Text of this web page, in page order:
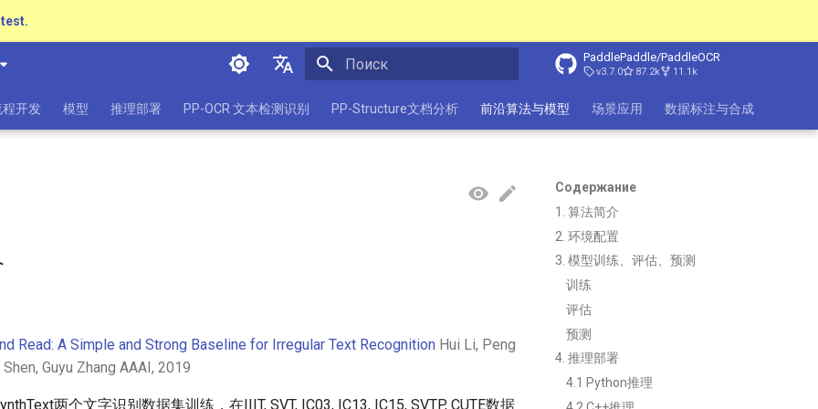
简体中文
PaddlePaddle/PaddleOCR
v3.7.0 87.2k 11.1k
开发 模型 推理部署 PP-OCR 文本检测识别 PP-Structure文档分析 前沿算法与模型 场景应用 数据标注与合成
Содержание
1. 算法简介
2. 环境配置
3. 模型训练、评估、预测
训练
评估
预测
4. 推理部署
4.1 Python推理
Read: A Simple and Strong Baseline for Irregular Text Recognition Hui Li, Peng
Shen, Guyu Zhang AAAI, 2019
两个文字识别数据集训练，在IIIT, SVT, IC03, IC13, IC15, SVTP, CUTE数据